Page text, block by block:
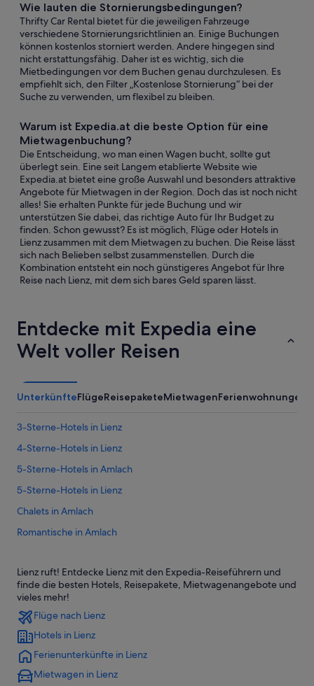
Wie lauten die Stornierungsbedingungen?
Thrifty Car Rental bietet für die jeweiligen Fahrzeuge
verschiedene Stornierungsrichtlinien an. Einige Buchungen
können kostenlos storniert werden. Andere hingegen sind
nicht erstattungsfähig. Daher ist es wichtig, sich die
Mietbedingungen vor dem Buchen genau durchzulesen. Es
empfiehlt sich, den Filter „Kostenlose Stornierung“ bei der
Suche zu verwenden, um flexibel zu bleiben.
Warum ist Expedia.at die beste Option für eine
Mietwagenbuchung?
Die Entscheidung, wo man einen Wagen bucht, sollte gut
überlegt sein. Eine seit Langem etablierte Website wie
Expedia.at bietet eine große Auswahl und besonders attraktive
Angebote für Mietwagen in der Region. Doch das ist noch nicht
alles! Sie erhalten Punkte für jede Buchung und wir
unterstützen Sie dabei, das richtige Auto für Ihr Budget zu
finden. Schon gewusst? Es ist möglich, Flüge oder Hotels in
Lienz zusammen mit dem Mietwagen zu buchen. Die Reise lässt
sich nach Belieben selbst zusammenstellen. Durch die
Kombination entsteht ein noch günstigeres Angebot für Ihre
Reise nach Lienz, mit dem sich bares Geld sparen lässt.
Entdecke mit Expedia eine
Welt voller Reisen
UnterkünfteFlügeReisepaketeMietwagenFerienwohnungen
3-Sterne-Hotels in Lienz
4-Sterne-Hotels in Lienz
5-Sterne-Hotels in Amlach
5-Sterne-Hotels in Lienz
Chalets in Amlach
Romantische in Amlach
Hütten in Amlach
Pensionen in Amlach
Hotels nahe Bahnhof Lienz
B&B in Gaimberg
Chalets in Gaimberg
Gaimberg Hotels
Lienz ruft! Entdecke Lienz mit den Expedia-Reiseführern und
finde die besten Hotels, Reisepakete, Mietwagenangebote und
vieles mehr!
Flüge nach Lienz
Hotels in Lienz
Ferienunterkünfte in Lienz
Mietwagen in Lienz